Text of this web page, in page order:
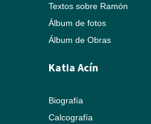
Textos sobre Ramón
Álbum de fotos
Álbum de Obras
Katia Acín
Biografía
Calcografía